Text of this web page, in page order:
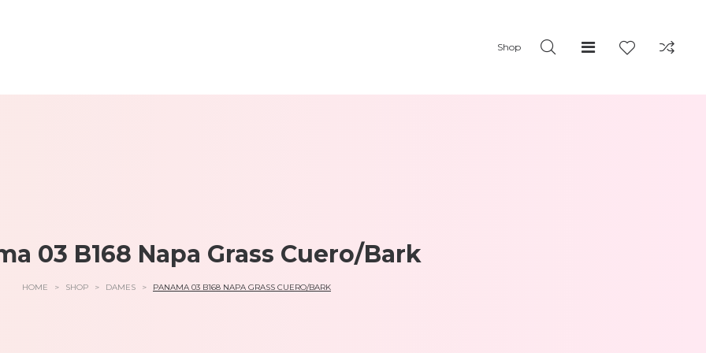
Shop
03 B168 Napa Grass Cuero/Bark
HOME > SHOP > DAMES > PANAMA 03 B168 NAPA GRASS CUERO/BARK